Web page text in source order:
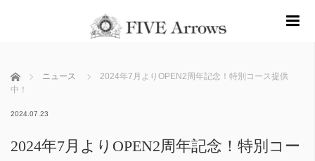
ホーム ニュース
2024年7月よりOPEN2周年記念！特別コース提供
中！
2024.07.23
2024年7月よりOPEN2周年記念！特別コー